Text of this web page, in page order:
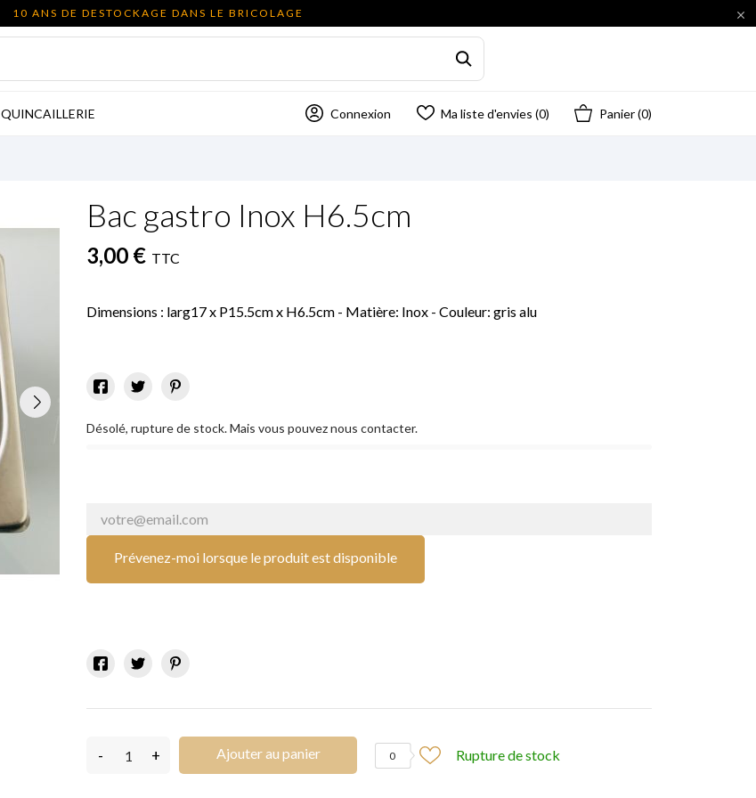
10 ANS DE DESTOCKAGE DANS LE BRICOLAGE 
QUINCAILLERIE Connexion Ma liste d'envies (0) Panier(0)
Bac gastro Inox H6.5cm
3,00 € TTC
Dimensions : larg17 x P15.5cm x H6.5cm - Matière: Inox - Couleur: gris alu
Désolé, rupture de stock. Mais vous pouvez nous contacter.
Prévenez-moi lorsque le produit est disponible
- + Ajouter au panier 0 Rupture de stock